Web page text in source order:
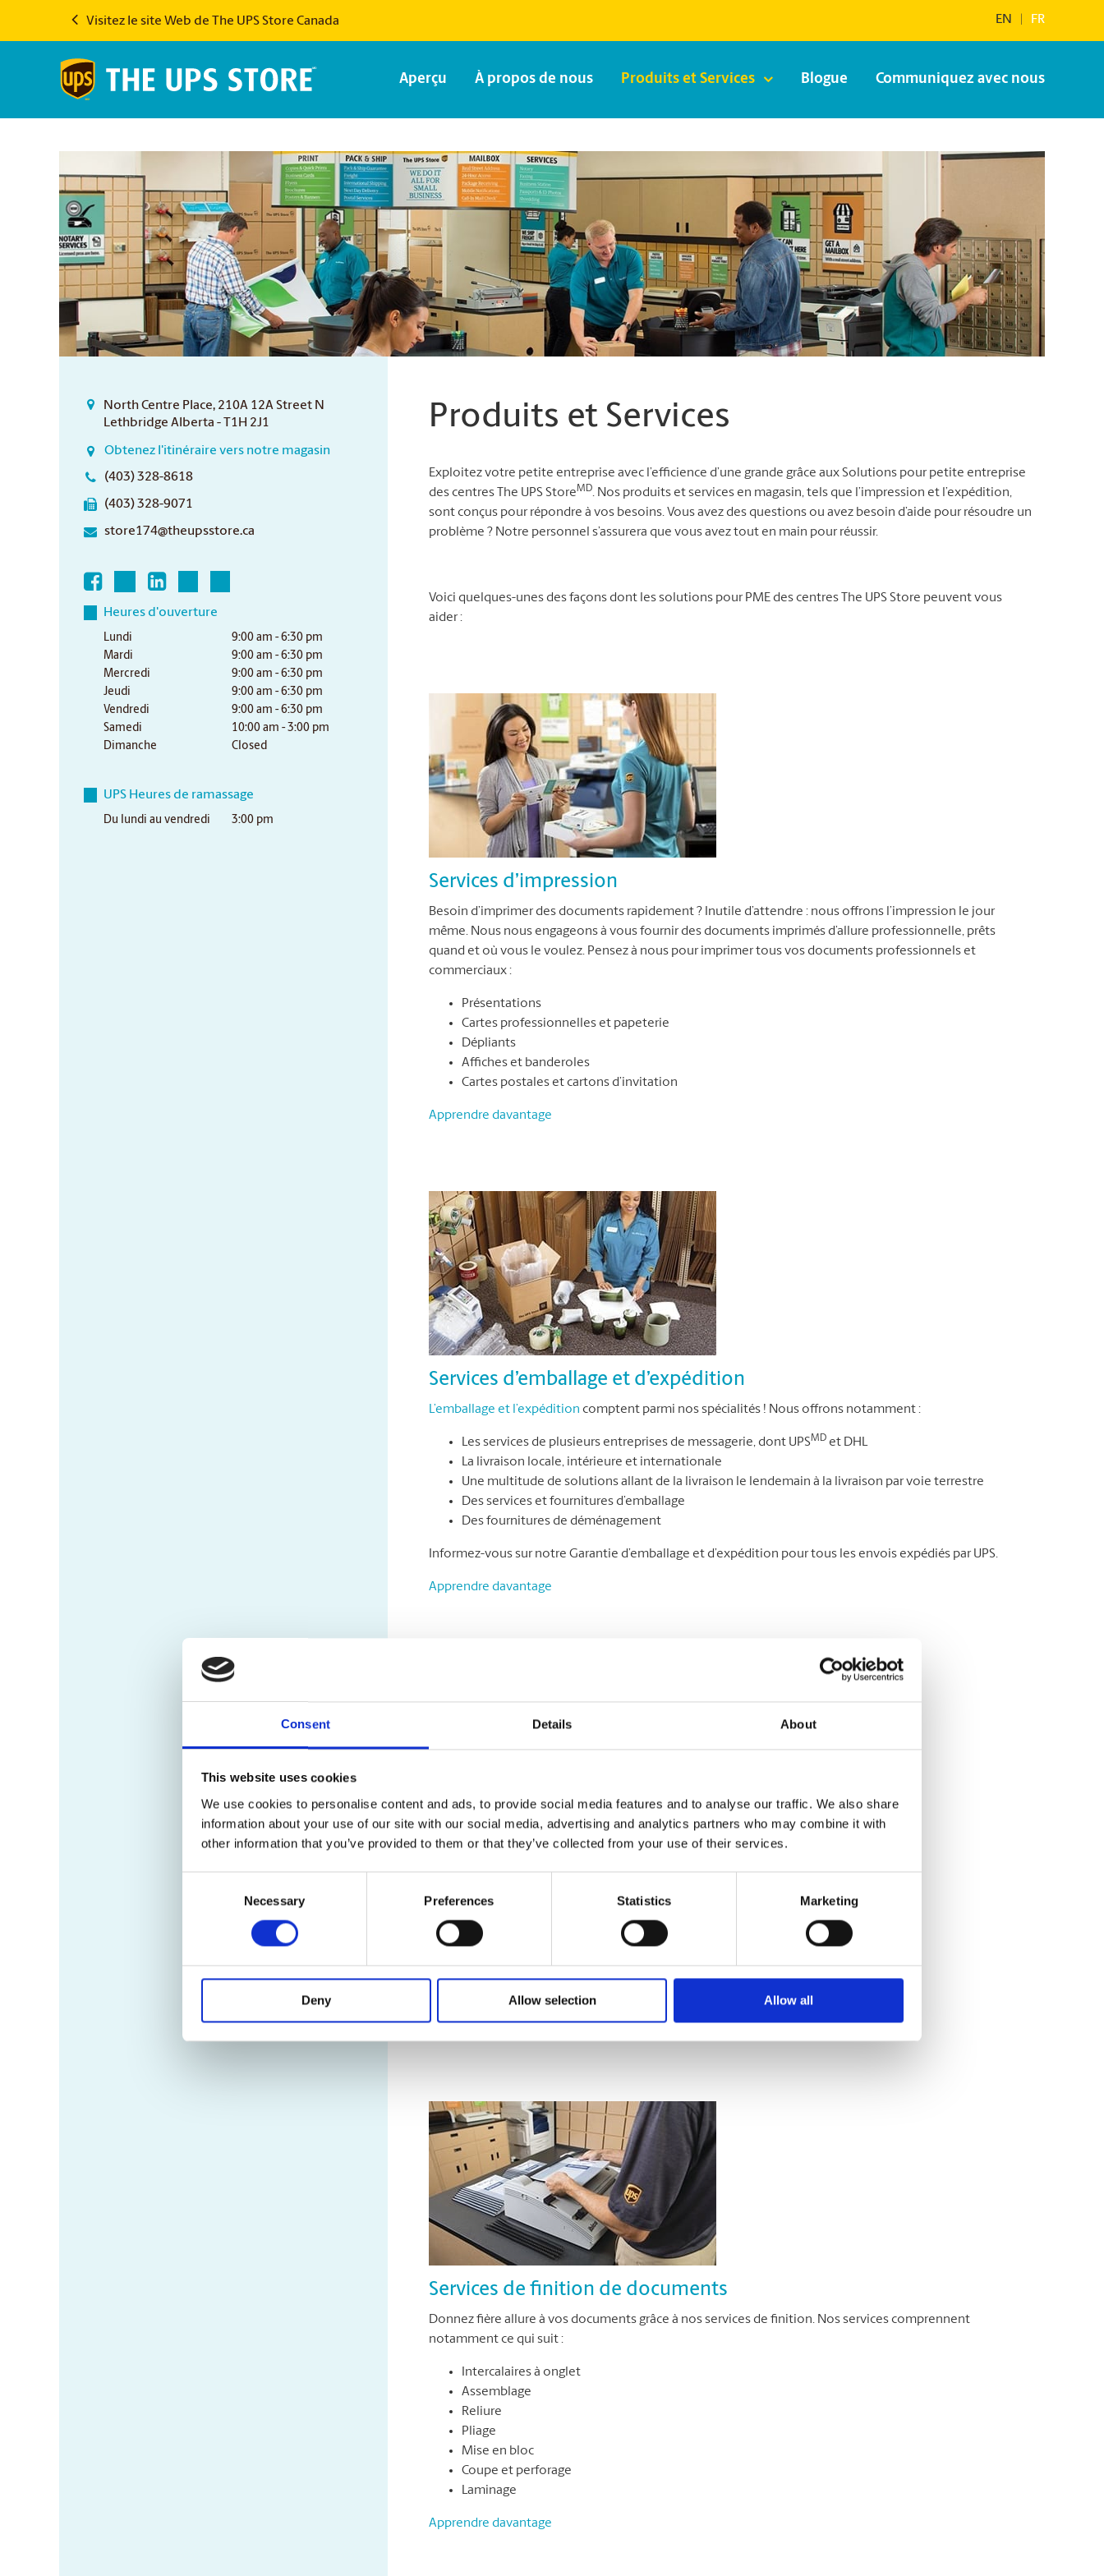
Consent Details About
This website uses cookies
We use cookies to personalise content and ads, to provide social media features and to analyse our traffic. We also share
information about your use of our site with our social media, advertising and analytics partners who may combine it with
other information that you’ve provided to them or that they’ve collected from your use of their services.
Necessary Preferences Statistics Marketing
Deny Allow selection Allow all
Visitez le site Web de The UPS Store Canada EN FR
Aperçu À propos de nous Produits et Services Blogue Communiquez avec nous
North Centre Place, 210A 12A Street N
Lethbridge Alberta - T1H 2J1
Obtenez l'itinéraire vers notre magasin
(403) 328-8618
(403) 328-9071
store174@theupsstore.ca
Heures d'ouverture
Lundi
9:00 am - 6:30 pm
Mardi
9:00 am - 6:30 pm
Mercredi
9:00 am - 6:30 pm
Jeudi
9:00 am - 6:30 pm
Vendredi
9:00 am - 6:30 pm
Samedi
10:00 am - 3:00 pm
Dimanche
Closed
UPS Heures de ramassage
Du lundi au vendredi 3:00 pm
Produits et Services
Exploitez votre petite entreprise avec l’efficience d’une grande grâce aux Solutions pour petite entreprise
des centres The UPS StoreMD. Nos produits et services en magasin, tels que l’impression et l’expédition,
sont conçus pour répondre à vos besoins. Vous avez des questions ou avez besoin d’aide pour résoudre un
problème ? Notre personnel s’assurera que vous avez tout en main pour réussir.
Voici quelques-unes des façons dont les solutions pour PME des centres The UPS Store peuvent vous
aider :
Services d’impression
Besoin d’imprimer des documents rapidement ? Inutile d’attendre : nous offrons l’impression le jour
même. Nous nous engageons à vous fournir des documents imprimés d’allure professionnelle, prêts
quand et où vous le voulez. Pensez à nous pour imprimer tous vos documents professionnels et
commerciaux :
Présentations
Cartes professionnelles et papeterie
Dépliants
Affiches et banderoles
Cartes postales et cartons d’invitation
Apprendre davantage
Services d’emballage et d’expédition
L’emballage et l’expédition comptent parmi nos spécialités ! Nous offrons notamment :
Les services de plusieurs entreprises de messagerie, dont UPSMD et DHL
La livraison locale, intérieure et internationale
Une multitude de solutions allant de la livraison le lendemain à la livraison par voie terrestre
Des services et fournitures d’emballage
Des fournitures de déménagement
Informez-vous sur notre Garantie d’emballage et d’expédition pour tous les envois expédiés par UPS.
Apprendre davantage
Services de location de boîte postale
Réception de colis livrés par toutes les entreprises de messagerie
Retenue et réacheminement du courrier
Apprendre davantage
Services de finition de documents
Donnez fière allure à vos documents grâce à nos services de finition. Nos services comprennent
notamment ce qui suit :
Intercalaires à onglet
Assemblage
Reliure
Pliage
Mise en bloc
Coupe et perforage
Laminage
Apprendre davantage